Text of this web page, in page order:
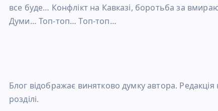
все буде… Конфлікт на Кавказі, боротьба за
Думи… Топ-топ… Топ-топ…
Блог відображає винятково думку автора. Редакція
розділі.